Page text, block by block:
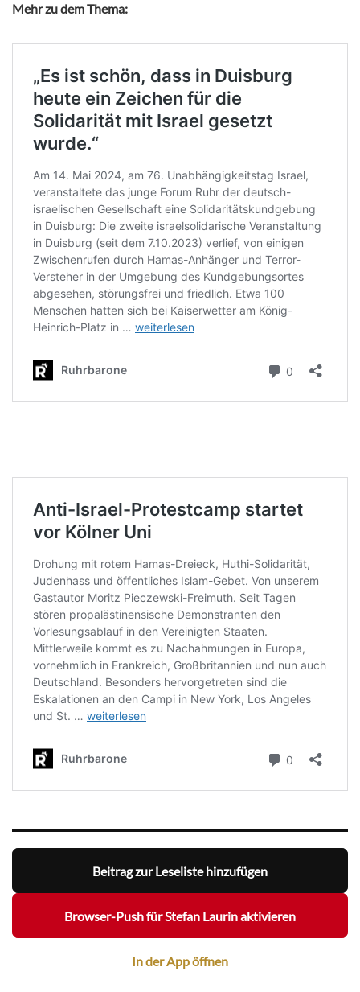
Mehr zu dem Thema:
Beitrag zur Leseliste hinzufügen
Browser-Push für Stefan Laurin aktivieren
In der App öffnen